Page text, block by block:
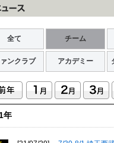
全て チーム
ンクラブ アカデミー
年